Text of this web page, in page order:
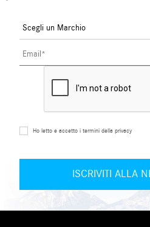
Ho letto e accetto i termini della privacy